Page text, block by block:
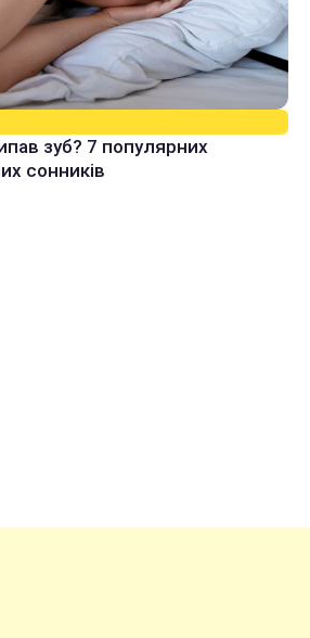
зуб? 7 популярних
сонників